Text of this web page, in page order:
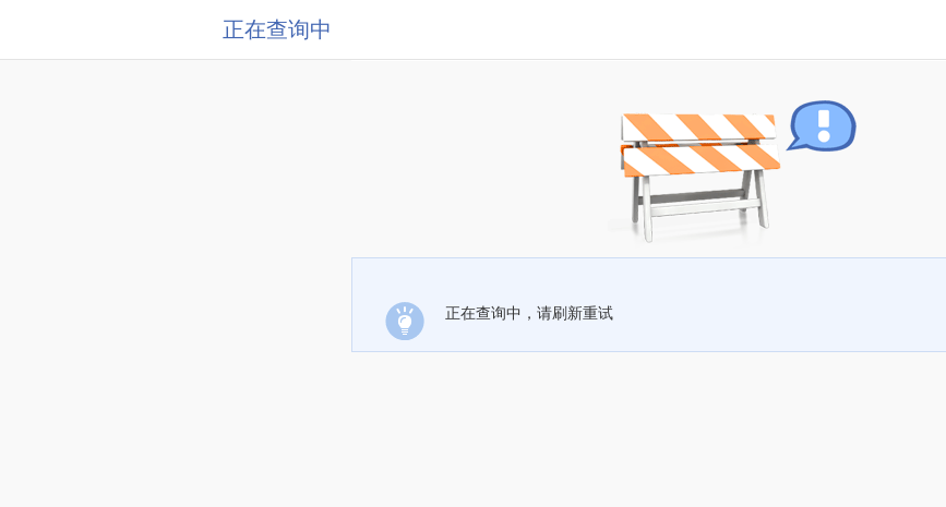
正在查询中
正在查询中，请刷新重试